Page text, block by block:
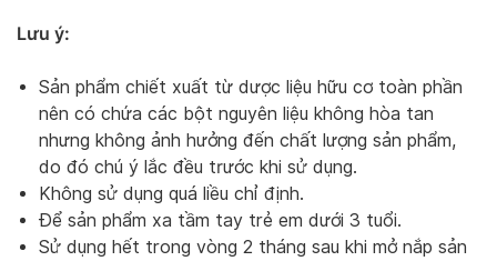
Lưu ý:
Sản phẩm chiết xuất từ dược liệu hữu cơ toàn phần
nên có chứa các bột nguyên liệu không hòa tan
nhưng không ảnh hưởng đến chất lượng sản phẩm,
do đó chú ý lắc đều trước khi sử dụng.
Không sử dụng quá liều chỉ định.
Để sản phẩm xa tầm tay trẻ em dưới 3 tuổi.
Sử dụng hết trong vòng 2 tháng sau khi mở nắp sản